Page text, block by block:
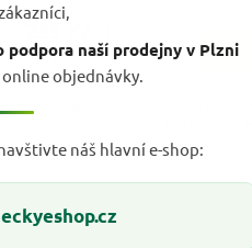
podpora naší prodejny v Plzni
objednávky.
náš hlavní e-shop:
239 Kč
Měrná
cena:
119,50 Kč / 100 g
ve skleněné dóze 200 g pro
plnější chutí. Směs Arabica a...